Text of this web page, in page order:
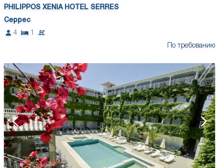
PHILIPPOS XENIA HOTEL SERRES
Серрес
4
1
По требованию